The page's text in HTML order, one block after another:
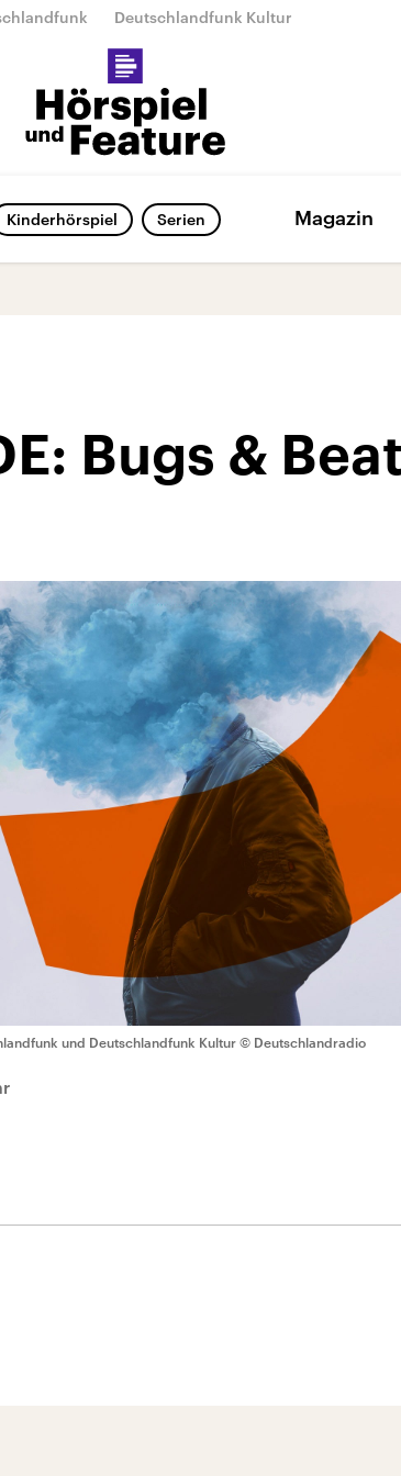
Deutschlandfunk Kultur
Kinderhörspiel Serien Magazin
Bugs &
und Deutschlandfunk Kultur © Deutschlandradio